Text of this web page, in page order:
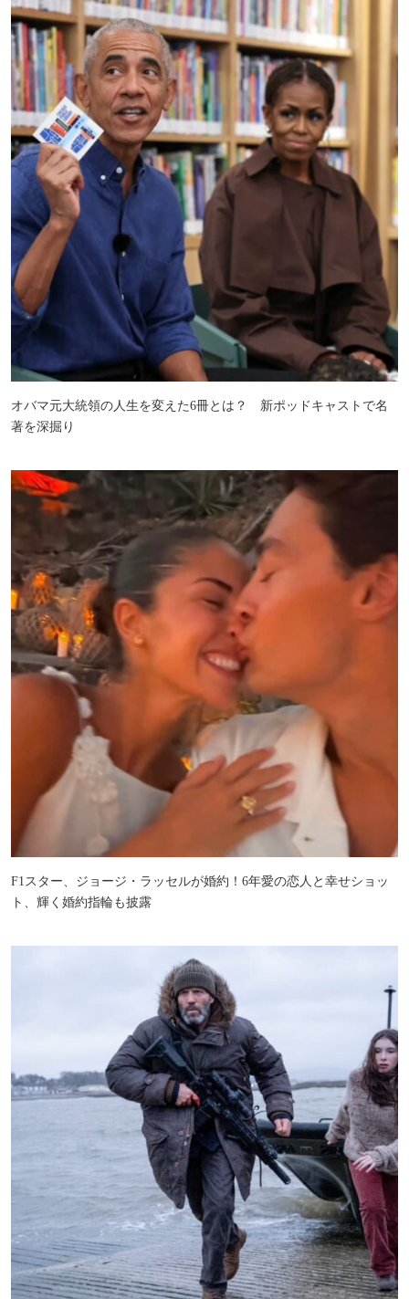
オバマ元大統領の人生を変えた6冊とは？ 新ポッドキャストで名
著を深掘り
F1スター、ジョージ・ラッセルが婚約！6年愛の恋人と幸せショッ
ト、輝く婚約指輪も披露